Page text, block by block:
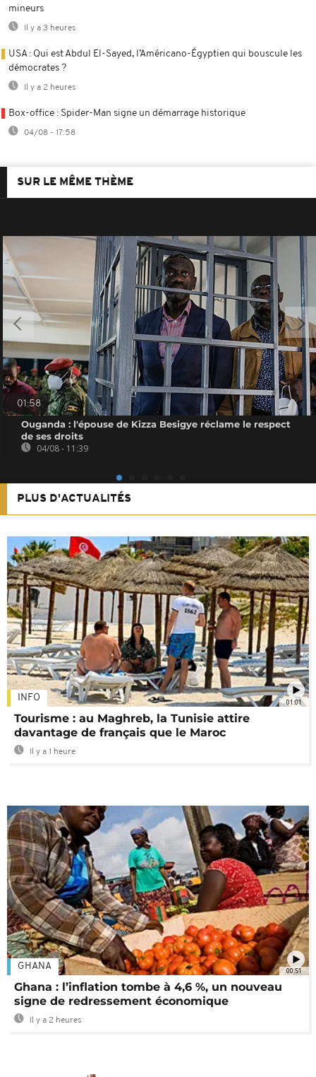
mineurs
Il y a 3 heures
USA : Qui est Abdul El-Sayed, l’Américano-Égyptien qui bouscule les
démocrates ?
Il y a 2 heures
Box-office : Spider-Man signe un démarrage historique
04/08 - 17:58
SUR LE MÊME THÈME
01:58
Ouganda : l'épouse de Kizza Besigye réclame le respect
de ses droits
04/08 - 11:39
PLUS D'ACTUALITÉS
01:01
INFO
Tourisme : au Maghreb, la Tunisie attire
davantage de français que le Maroc
Il y a 1 heure
00:51
GHANA
Ghana : l’inflation tombe à 4,6 %, un nouveau
signe de redressement économique
Il y a 2 heures